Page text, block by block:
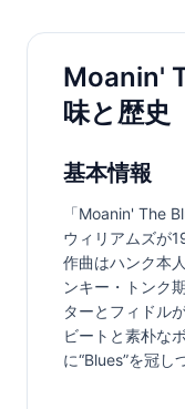
Moanin'
味と歴史
基本情報
「Moanin' The
ウィリアムズが
作曲はハンク本
ンキー・トンク
ターとフィドル
ビートと素朴な
に“Blues”を冠し